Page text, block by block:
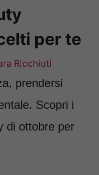
per te
Ricchiuti
prendersi
Scopri i
di ottobre per